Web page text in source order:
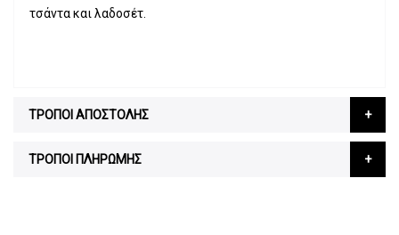
τσάντα και λαδοσέτ.
ΤΡΟΠΟΙ ΑΠΟΣΤΟΛΗΣ
ΤΡΟΠΟΙ ΠΛΗΡΩΜΗΣ